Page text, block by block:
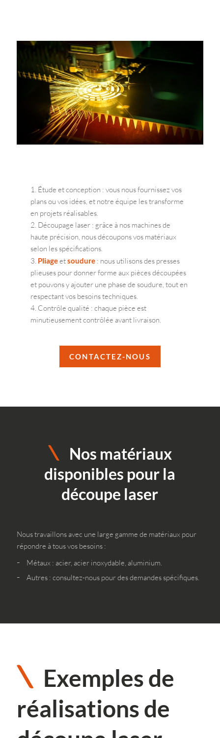
Étude et conception : vous nous fournissez vos
plans ou vos idées, et notre équipe les transforme
en projets réalisables.
Découpage laser : grâce à nos machines de
haute précision, nous découpons vos matériaux
selon les spécifications.
Pliageetsoudure : nous utilisons des presses
plieuses pour donner forme aux pièces découpées
et pouvons y ajouter une phase de soudure, tout en
respectant vos besoins techniques.
Contrôle qualité : chaque pièce est
minutieusement contrôlée avant livraison.
CONTACTEZ-NOUS
Nos matériaux
disponibles pour la
découpe laser
Nous travaillons avec une large gamme de matériaux pour
répondre à tous vos besoins :
Métaux : acier, acier inoxydable, aluminium.
Autres : consultez-nous pour des demandes spécifiques.
Exemples de
réalisations de